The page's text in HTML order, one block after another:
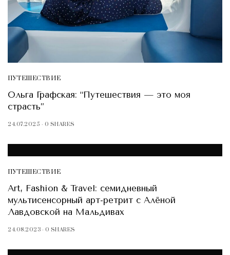
ПУТЕШЕСТВИЕ
Ольга Графская: “Путешествия — это моя
страсть”
24.07.2025 0 SHARES
ПУТЕШЕСТВИЕ
Art, Fashion & Travel: семидневный
мультисенсорный арт-ретрит с Алёной
Лавдовской на Мальдивах
24.08.2023 0 SHARES